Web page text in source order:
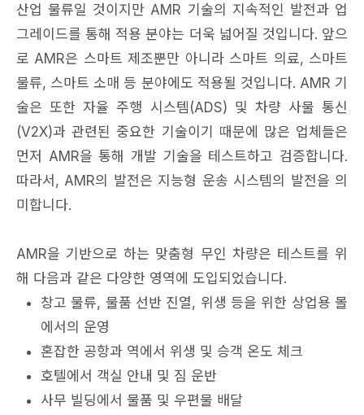
산업 물류일 것이지만 AMR 기술의 지속적인 발전과 업
그레이드를 통해 적용 분야는 더욱 넓어질 것입니다. 앞으
로 AMR은 스마트 제조뿐만 아니라 스마트 의료, 스마트
물류, 스마트 소매 등 분야에도 적용될 것입니다. AMR 기
술은 또한 자율 주행 시스템(ADS) 및 차량 사물 통신
(V2X)과 관련된 중요한 기술이기 때문에 많은 업체들은
먼저 AMR을 통해 개발 기술을 테스트하고 검증합니다.
따라서, AMR의 발전은 지능형 운송 시스템의 발전을 의
미합니다.
AMR을 기반으로 하는 맞춤형 무인 차량은 테스트를 위
해 다음과 같은 다양한 영역에 도입되었습니다.
창고 물류, 물품 선반 진열, 위생 등을 위한 상업용 몰
에서의 운영
혼잡한 공항과 역에서 위생 및 승객 온도 체크
호텔에서 객실 안내 및 짐 운반
사무 빌딩에서 물품 및 우편물 배달